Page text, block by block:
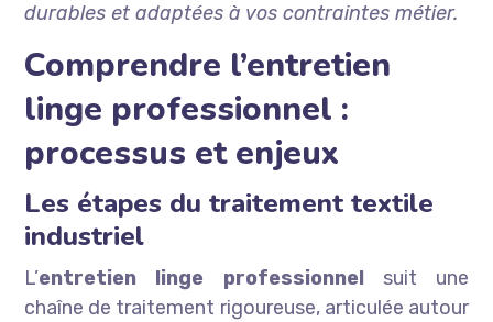
durables et adaptées à vos contraintes métier.
Comprendre l’entretien
linge professionnel :
processus et enjeux
Les étapes du traitement textile
industriel
L’entretien linge professionnelsuit une
chaîne de traitement rigoureuse, articulée autour